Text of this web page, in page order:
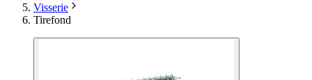
Visserie
Tirefond